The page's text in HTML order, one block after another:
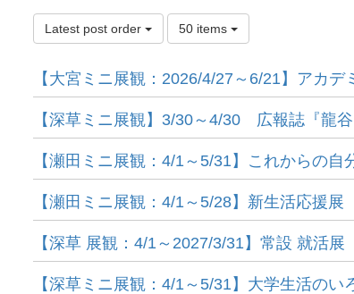
Latest post order 50 items
【大宮ミニ展観：2026/4/27～6/21】アカデ
【深草ミニ展観】3/30～4/30 広報誌『龍谷
【瀬田ミニ展観：4/1～5/31】これからの
【瀬田ミニ展観：4/1～5/28】新生活応援展
【深草 展観：4/1～2027/3/31】常設 就活展
【深草ミニ展観：4/1～5/31】大学生活のい